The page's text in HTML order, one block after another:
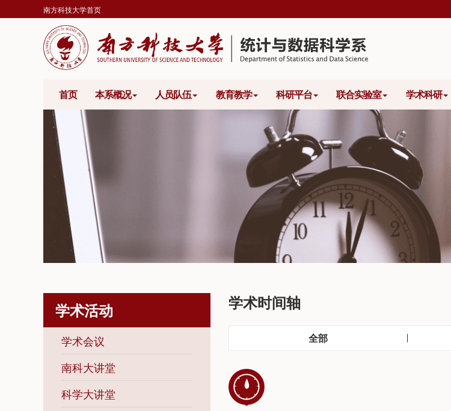
南方科技大学首页
首页 本系概况 人员队伍 教育教学 科研平台 联合实验室 学术科研
学术活动
学术会议
南科大讲堂
科学大讲堂
学术时间轴
全部